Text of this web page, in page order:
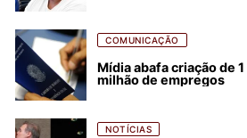
COMUNICAÇÃO
Mídia abafa criação de 1
milhão de empregos
NOTÍCIAS